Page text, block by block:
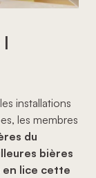
|
installations
les membres
du
bières
en lice cette